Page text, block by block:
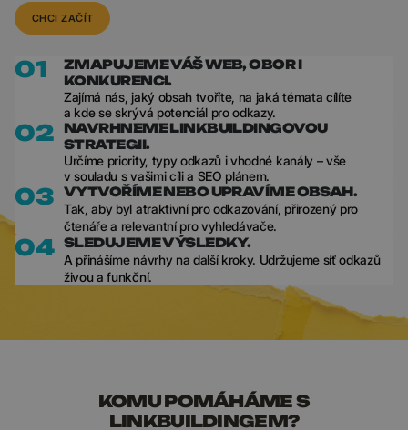
CHCI ZAČÍT
01
ZMAPUJEME VÁŠ WEB, OBOR I
KONKURENCI.
Zajímá nás, jaký obsah tvoříte, na jaká témata cílíte
a kde se skrývá potenciál pro odkazy.
02
NAVRHNEME LINKBUILDINGOVOU
STRATEGII.
Určíme priority, typy odkazů i vhodné kanály – vše
v souladu s vašimi cíli a SEO plánem.
03
VYTVOŘÍME NEBO UPRAVÍME OBSAH.
Tak, aby byl atraktivní pro odkazování, přirozený pro
čtenáře a relevantní pro vyhledávače.
04 SLEDUJEME VÝSLEDKY.
A přinášíme návrhy na další kroky. Udržujeme síť odkazů
živou a funkční.
KOMU POMÁHÁME S
LINKBUILDINGEM?